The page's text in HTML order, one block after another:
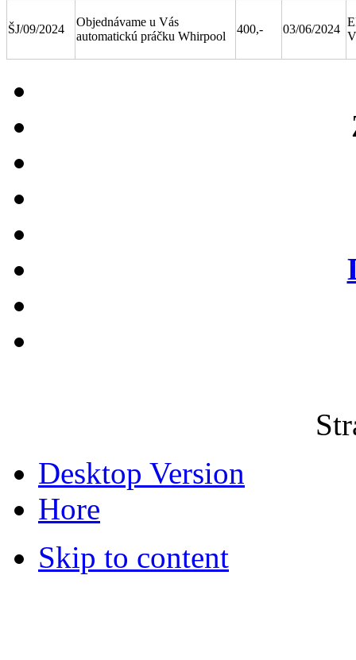
ŠJ/09/2024
Objednávame u Vás
automatickú práčku Whirpool
400,- 03/06/2024
Desktop Version
Hore
Skip to content